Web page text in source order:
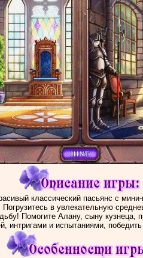
классический пасьянс с
в увлекательную
Помогите Алану, сыну кузнеца,
интригами и испытаниями, победить